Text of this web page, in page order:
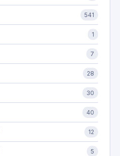
541
1
7
28
30
40
12
5